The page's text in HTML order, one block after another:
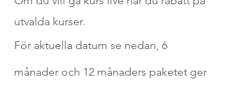
utvalda kurser.
För aktuella datum se nedan, 6
månader och 12 månaders paketet ger